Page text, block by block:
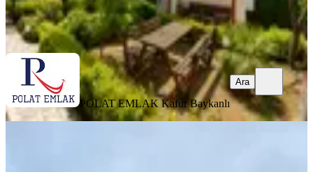
POLAT EMLAKKafur Baykanlı
Ara
POLAT EMLAKKafur Baykanlı
Ara